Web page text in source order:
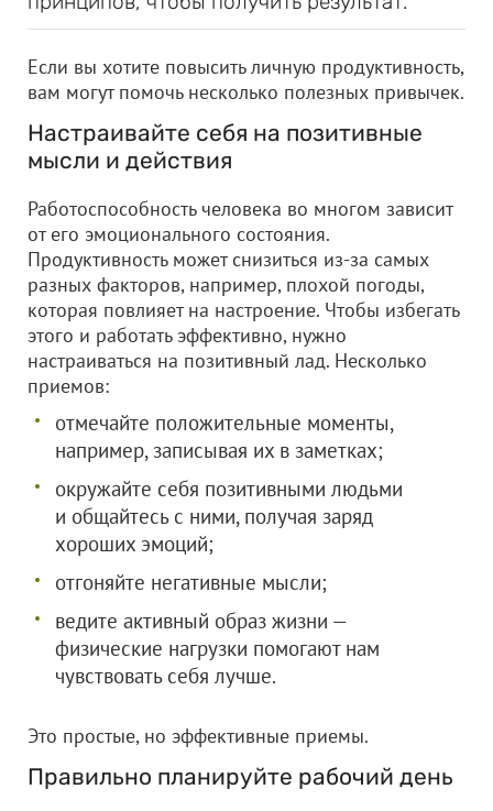
Если вы хотите повысить личную продуктивность,
вам могут помочь несколько полезных привычек.
Настраивайте себя на позитивные
мысли и действия
Работоспособность человека во многом зависит
от его эмоционального состояния.
Продуктивность может снизиться из-за самых
разных факторов, например, плохой погоды,
которая повлияет на настроение. Чтобы избегать
этого и работать эффективно, нужно
настраиваться на позитивный лад. Несколько
приемов:
отмечайте положительные моменты,
например, записывая их в заметках;
окружайте себя позитивными людьми
и общайтесь с ними, получая заряд
хороших эмоций;
отгоняйте негативные мысли;
ведите активный образ жизни —
физические нагрузки помогают нам
чувствовать себя лучше.
Это простые, но эффективные приемы.
Правильно планируйте рабочий день